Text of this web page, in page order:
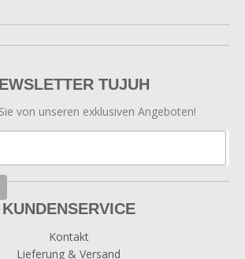
TUJUH
von unseren exklusiven Angeboten!
KUNDENSERVICE
Kontakt
Lieferung & Versand